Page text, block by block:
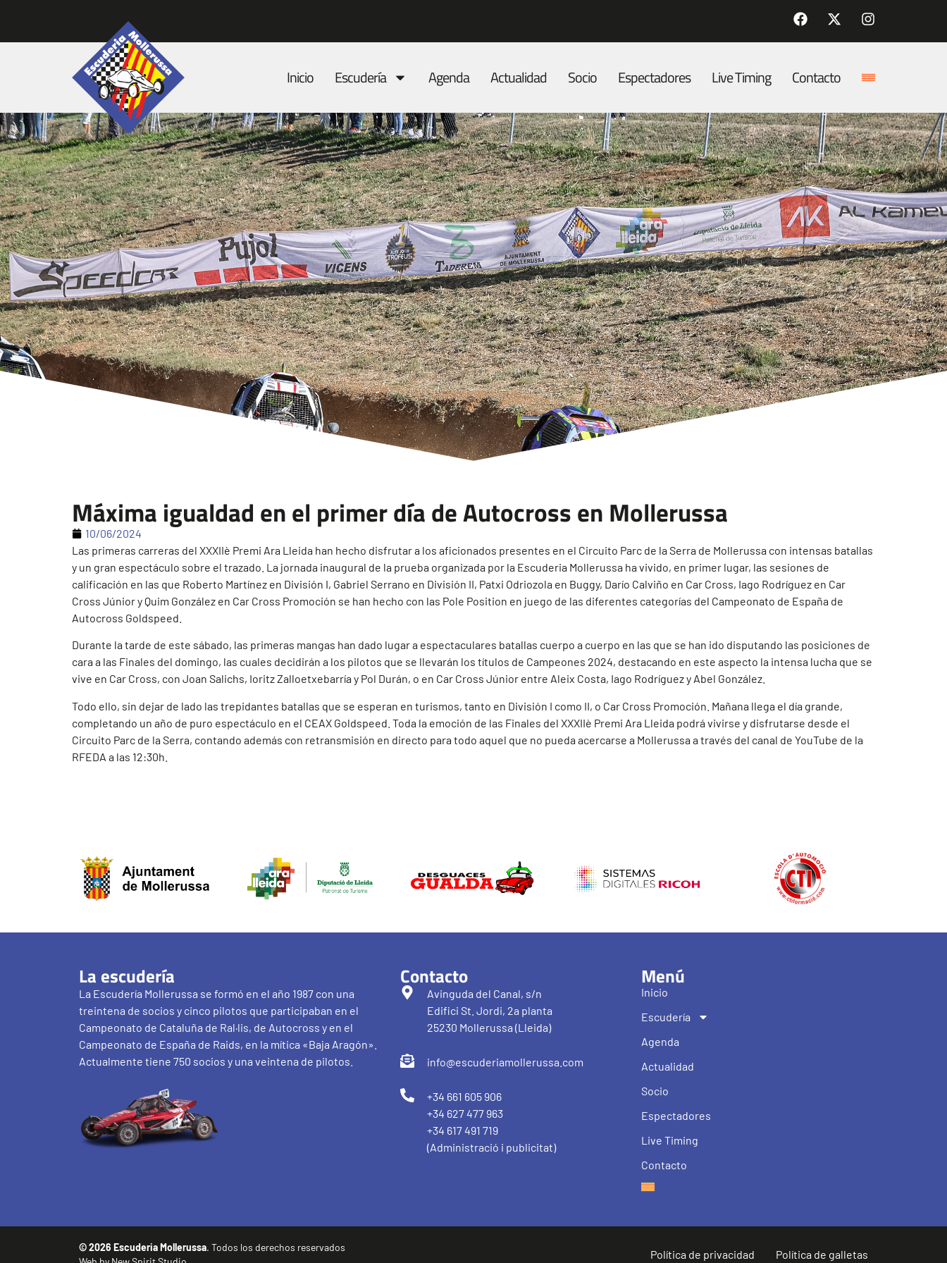
Inicio Escudería Agenda Actualidad Socio Espectadores Live Timing Contacto
Máxima igualdad en el primer día de Autocross en Mollerussa
10/06/2024
Las primeras carreras del XXXIIè Premi Ara Lleida han hecho disfrutar a los aficionados presentes en el Circuito Parc de la Serra de Mollerussa con intensas batallas
y un gran espectáculo sobre el trazado. La jornada inaugural de la prueba organizada por la Escuderia Mollerussa ha vivido, en primer lugar, las sesiones de
calificación en las que Roberto Martínez en División I, Gabriel Serrano en División II, Patxi Odriozola en Buggy, Darío Calviño en Car Cross, Iago Rodríguez en Car
Cross Júnior y Quim González en Car Cross Promoción se han hecho con las Pole Position en juego de las diferentes categorías del Campeonato de España de
Autocross Goldspeed.
Durante la tarde de este sábado, las primeras mangas han dado lugar a espectaculares batallas cuerpo a cuerpo en las que se han ido disputando las posiciones de
cara a las Finales del domingo, las cuales decidirán a los pilotos que se llevarán los títulos de Campeones 2024, destacando en este aspecto la intensa lucha que se
vive en Car Cross, con Joan Salichs, Ioritz Zalloetxebarría y Pol Durán, o en Car Cross Júnior entre Aleix Costa, Iago Rodríguez y Abel González.
Todo ello, sin dejar de lado las trepidantes batallas que se esperan en turismos, tanto en División I como II, o Car Cross Promoción. Mañana llega el día grande,
completando un año de puro espectáculo en el CEAX Goldspeed. Toda la emoción de las Finales del XXXIIè Premi Ara Lleida podrá vivirse y disfrutarse desde el
Circuito Parc de la Serra, contando además con retransmisión en directo para todo aquel que no pueda acercarse a Mollerussa a través del canal de YouTube de la
RFEDA a las 12:30h.
La escudería
La Escudería Mollerussa se formó en el año 1987 con una
treintena de socios y cinco pilotos que participaban en el
Campeonato de Cataluña de Ral·lis, de Autocross y en el
Campeonato de España de Raids, en la mítica «Baja Aragón».
Actualmente tiene 750 socios y una veintena de pilotos.
Contacto
Avinguda del Canal, s/n
Edifici St. Jordi, 2a planta
25230 Mollerussa (Lleida)
info@escuderiamollerussa.com
+34 661 605 906
+34 627 477 963
+34 617 491 719
(Administració i publicitat)
Menú
Inicio
Escudería
Agenda
Actualidad
Socio
Espectadores
Live Timing
Contacto
© 2026 Escuderia Mollerussa. Todos los derechos reservados
Política de privacidad Política de galletas